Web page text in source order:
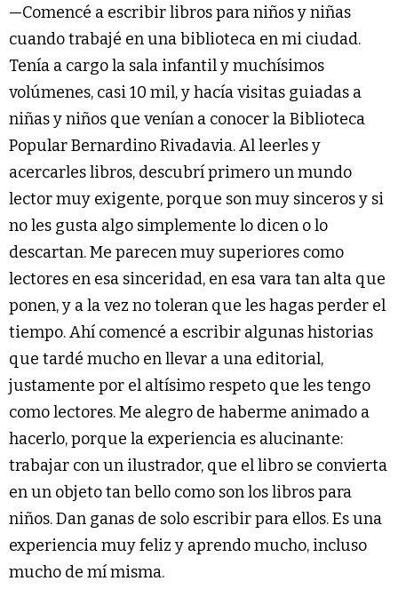
—Comencé a escribir libros para niños y niñas
cuando trabajé en una biblioteca en mi ciudad.
Tenía a cargo la sala infantil y muchísimos
volúmenes, casi 10 mil, y hacía visitas guiadas a
niñas y niños que venían a conocer la Biblioteca
Popular Bernardino Rivadavia. Al leerles y
acercarles libros, descubrí primero un mundo
lector muy exigente, porque son muy sinceros y si
no les gusta algo simplemente lo dicen o lo
descartan. Me parecen muy superiores como
lectores en esa sinceridad, en esa vara tan alta que
ponen, y a la vez no toleran que les hagas perder el
tiempo. Ahí comencé a escribir algunas historias
que tardé mucho en llevar a una editorial,
justamente por el altísimo respeto que les tengo
como lectores. Me alegro de haberme animado a
hacerlo, porque la experiencia es alucinante:
trabajar con un ilustrador, que el libro se convierta
en un objeto tan bello como son los libros para
niños. Dan ganas de solo escribir para ellos. Es una
experiencia muy feliz y aprendo mucho, incluso
mucho de mí misma.